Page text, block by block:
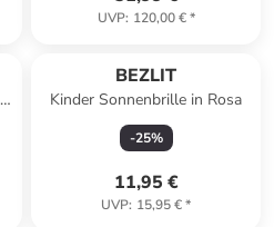
UVP: 120,00 €*
BEZLIT
Kinder Sonnenbrille in Rosa
-25%
11,95 €
UVP: 15,95 €*